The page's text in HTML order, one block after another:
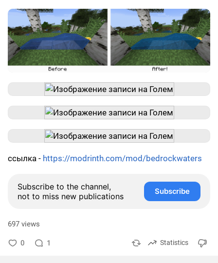
ссылка - https://modrinth.com/mod/bedrockwaters
Subscribe to the channel,
not to miss new publications
Subscribe
697 views
0 1 Statistics